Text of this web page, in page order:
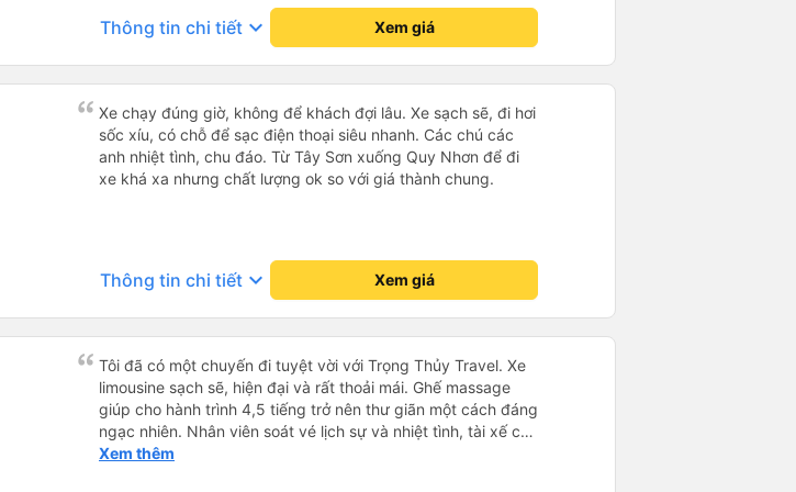
chuyển nội thành Quảng Ngãi nữa, tới bến mấy anh bên nhà
xe sẽ hỏi mình về đâu để trung chuyển á, k thì mình chủ
đặt xe trước, không đón khách ngoài (với số tiền bỏ ra cho
tuyến đường như vậy thì thấy rất tốt)
Thông tin chi tiết keyboard_arrow_down Xem giá
Xe chạy đúng giờ, không để khách đợi lâu. Xe sạch sẽ, đi hơi
sốc xíu, có chỗ để sạc điện thoại siêu nhanh. Các chú các
anh nhiệt tình, chu đáo. Từ Tây Sơn xuống Quy Nhơn để đi
xe khá xa nhưng chất lượng ok so với giá thành chung.
Thông tin chi tiết keyboard_arrow_down Xem giá
Tôi đã có một chuyến đi tuyệt vời với Trọng Thủy Travel. Xe
limousine sạch sẽ, hiện đại và rất thoải mái. Ghế massage
giúp cho hành trình 4,5 tiếng trở nên thư giãn một cách đáng
ngạc nhiên. Nhân viên soát vé lịch sự và nhiệt tình, tài xế cẩn
thận và chuyên nghiệp, mọi thứ đều được tổ chức tốt. Các
Xem thêm